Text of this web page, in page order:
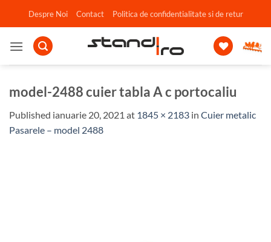
Despre Noi Contact Politica de confidentialitate si de retur
model-2488 cuier tabla A c portocaliu
Published ianuarie 20, 2021 at 1845 × 2183 in Cuier metalic
Pasarele – model 2488